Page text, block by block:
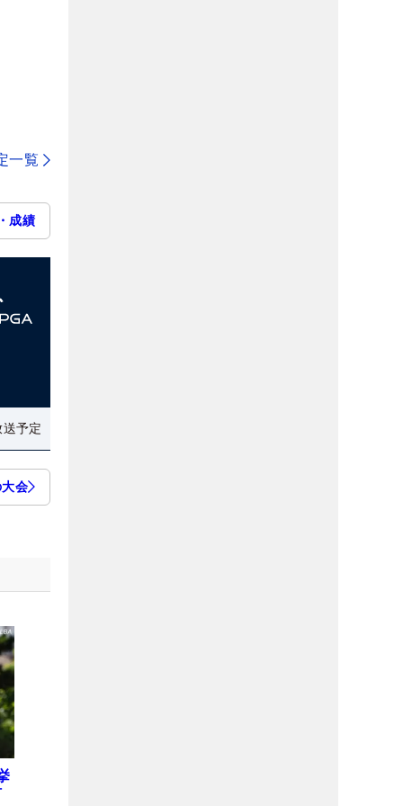
一覧
成績
予定
会